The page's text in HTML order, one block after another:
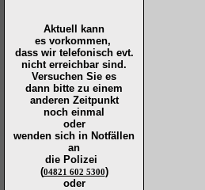
Aktuell kann
es vorkommen,
dass wir telefonisch evt.
nicht erreichbar sind.
Versuchen Sie es
dann bitte zu einem
anderen Zeitpunkt
noch einmal
oder
wenden sich in Notfällen
an
die Polizei
(04821 602 5300)
oder